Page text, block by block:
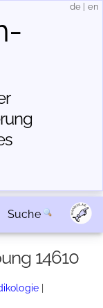
de en
Suche
14610
|